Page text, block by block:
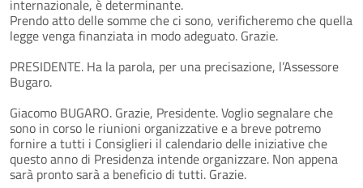
internazionale, è determinante.
Prendo atto delle somme che ci sono, verificheremo che quella
legge venga finanziata in modo adeguato. Grazie.
PRESIDENTE. Ha la parola, per una precisazione, l’Assessore
Bugaro.
Giacomo BUGARO. Grazie, Presidente. Voglio segnalare che
sono in corso le riunioni organizzative e a breve potremo
fornire a tutti i Consiglieri il calendario delle iniziative che
questo anno di Presidenza intende organizzare. Non appena
sarà pronto sarà a beneficio di tutti. Grazie.